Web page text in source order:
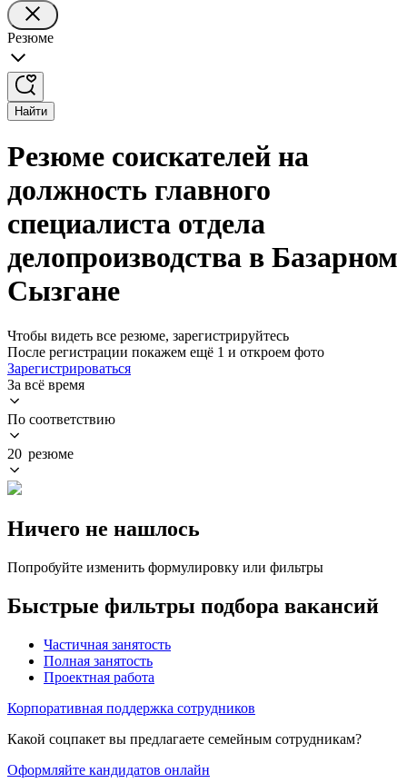
Резюме
Найти
Резюме соискателей на
должность главного
специалиста отдела
делопроизводства в Базарном
Сызгане
Чтобы видеть все резюме, зарегистрируйтесь
После регистрации покажем ещё 1 и откроем фото
Зарегистрироваться
За всё время
По соответствию
20 резюме
Ничего не нашлось
Попробуйте изменить формулировку или фильтры
Быстрые фильтры подбора вакансий
Частичная занятость
Полная занятость
Проектная работа
Корпоративная поддержка сотрудников
Какой соцпакет вы предлагаете семейным сотрудникам?
Оформляйте кандидатов онлайн